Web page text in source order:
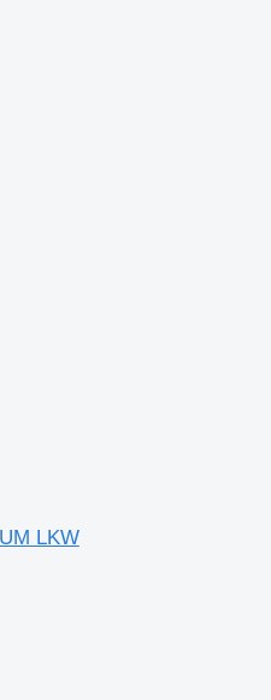
LKW